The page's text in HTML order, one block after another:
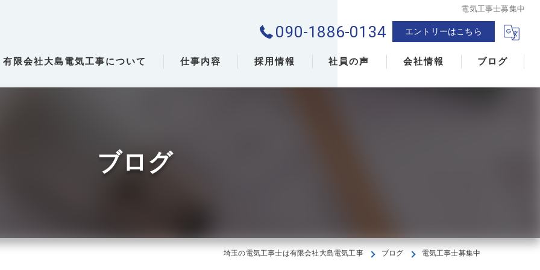
電気工事士募集中
090-1886-0134 エントリーはこちら
有限会社大島電気工事について 仕事内容 採用情報 社員の声 会社情報 ブログ
ブログ
埼玉の電気工事士は有限会社大島電気工事 ブログ 電気工事士募集中